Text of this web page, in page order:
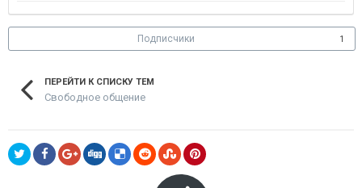
Подписчики 1
ПЕРЕЙТИ К СПИСКУ ТЕМ
Свободное общение